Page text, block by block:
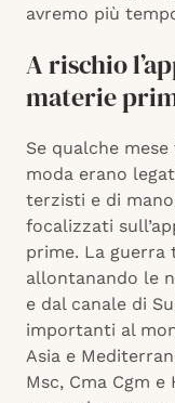
avremo più
A rischio
materie
Se qualche
moda erano
terzisti e di
focalizzati
prime. La guerra
allontanando le
e dal canale di
importanti al
Asia e
Msc, Cma Cgm